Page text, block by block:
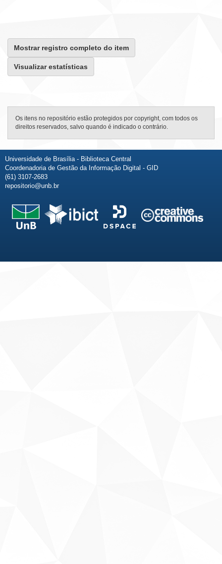
Mostrar registro completo do item
Visualizar estatísticas
Os itens no repositório estão protegidos por copyright, com todos os
direitos reservados, salvo quando é indicado o contrário.
Universidade de Brasília - Biblioteca Central
Coordenadoria de Gestão da Informação Digital - GID
(61) 3107-2683
repositorio@unb.br